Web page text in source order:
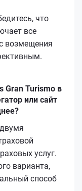
что
все
возмещения
Gran Turismo в
или сайт
услуг.
варианта,
способ